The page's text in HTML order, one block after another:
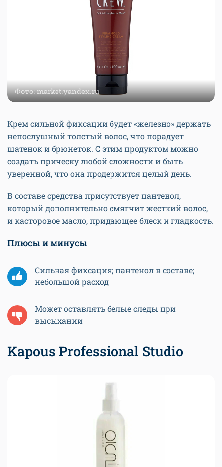
Фото: market.yandex.ru
Крем сильнойфиксациибудет «железно» держать
непослушный толстый волос, что порадует
шатенок и брюнеток. С этим продуктом можно
создать прическу любой сложности и быть
уверенной, что она продержится целый день.
В составе средства присутствует пантенол,
который дополнительно смягчит жесткий волос,
и касторовое масло, придающее блеск и гладкость.
Плюсы и минусы
Сильная фиксация; пантенол в составе;
небольшой расход
Может оставлять белые следы при
высыхании
Kapous Professional Studio